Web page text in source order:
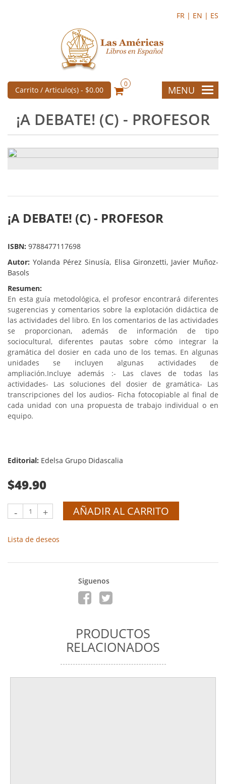
FR | EN | ES
Carrito / Articulo(s) - $0.00
0
MENU
¡A DEBATE! (C) - PROFESOR
¡A DEBATE! (C) - PROFESOR
ISBN: 9788477117698
Autor:Yolanda Pérez Sinusía, Elisa Gironzetti, Javier Muñoz-
Basols
Resumen:
En esta guía metodológica, el profesor encontrará diferentes
sugerencias y comentarios sobre la explotación didáctica de
las actividades del libro. En los comentarios de las actividades
se proporcionan, además de información de tipo
sociocultural, diferentes pautas sobre cómo integrar la
gramática del dosier en cada uno de los temas. En algunas
unidades se incluyen algunas actividades de
ampliación.Incluye además :- Las claves de todas las
actividades- Las soluciones del dosier de gramática- Las
transcripciones del los audios- Ficha fotocopiable al final de
cada unidad con una propuesta de trabajo individual o en
equipo.
Editorial: Edelsa Grupo Didascalia
$49.90
- + AÑADIR AL CARRITO
Lista de deseos
Siguenos
PRODUCTOS
RELACIONADOS